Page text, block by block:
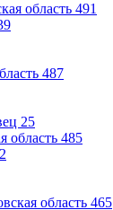
область 491
487
25
область 485
область 465